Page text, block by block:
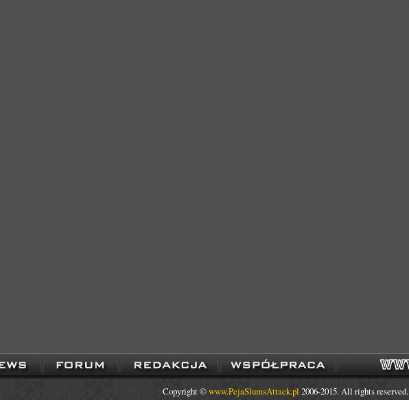
Copyright ©www.PejaSlumsAttack.pl 2006-2015. All rights reserved.